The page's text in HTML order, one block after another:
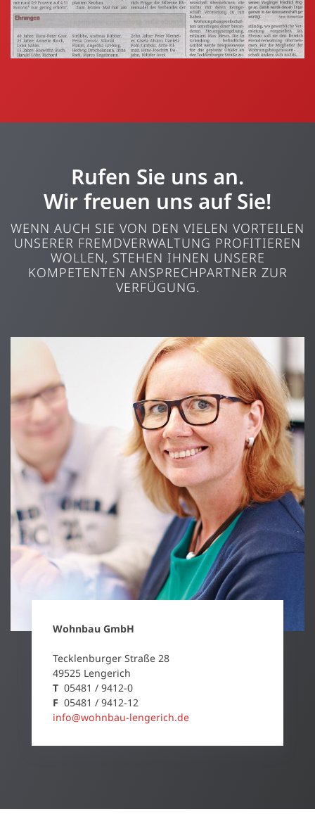
Rufen Sie uns an.
Wir freuen uns auf Sie!
WENN AUCH SIE VON DEN VIELEN VORTEILEN
UNSERER FREMDVERWALTUNG PROFITIEREN
WOLLEN, STEHEN IHNEN UNSERE
KOMPETENTEN ANSPRECHPARTNER ZUR
VERFÜGUNG.
Wohnbau GmbH
Tecklenburger Straße 28
49525 Lengerich
T 05481 / 9412-0
F 05481 / 9412-12
info@wohnbau-lengerich.de